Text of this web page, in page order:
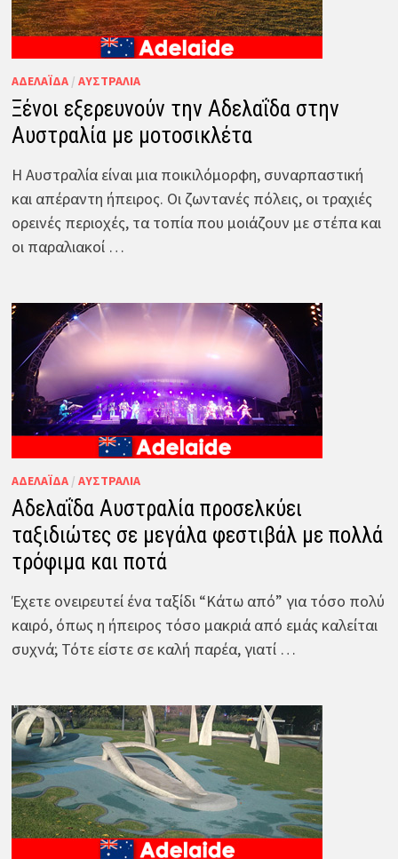
ΑΔΕΛΑΪ́ΔΑ/ ΑΥΣΤΡΑΛΊΑ
Ξένοι εξερευνούν την Αδελαΐδα στην
Αυστραλία με μοτοσικλέτα
Η Αυστραλία είναι μια ποικιλόμορφη, συναρπαστική
και απέραντη ήπειρος. Οι ζωντανές πόλεις, οι τραχιές
ορεινές περιοχές, τα τοπία που μοιάζουν με στέπα και
οι παραλιακοί …
ΑΔΕΛΑΪ́ΔΑ/ ΑΥΣΤΡΑΛΊΑ
Αδελαΐδα Αυστραλία προσελκύει
ταξιδιώτες σε μεγάλα φεστιβάλ με πολλά
τρόφιμα και ποτά
Έχετε ονειρευτεί ένα ταξίδι “Κάτω από” για τόσο πολύ
καιρό, όπως η ήπειρος τόσο μακριά από εμάς καλείται
συχνά; Τότε είστε σε καλή παρέα, γιατί …